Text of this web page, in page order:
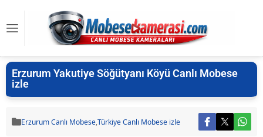
Erzurum Yakutiye Söğütyanı Köyü Canlı Mobese
izle
Erzurum Canlı Mobese,Türkiye Canlı Mobese izle